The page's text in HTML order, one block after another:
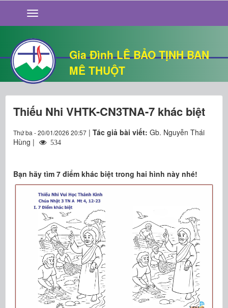
Gia Đình LÊ BẢO TỊNH BAN
MÊ THUỘT
GIỚI THIỆU
TIN TỨC
SỐNG ĐẠO
CHUYỆN NHÀ
QUÁN VĂN
THƯ GIÃN
Thiếu Nhi VHTK-CN3TNA-7 khác biệt
Thứ ba - 20/01/2026 20:57 | Tác giả bài viết: Gb. Nguyễn Thái
Hùng |
534
​​​​​​​Bạn hãy tìm 7 điểm khác biệt trong hai hình này nhé!